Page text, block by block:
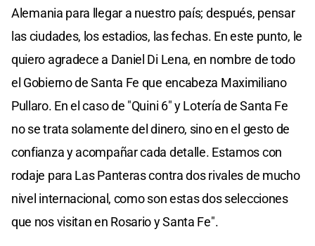
Alemania para llegar a nuestro país; después, pensar
las ciudades, los estadios, las fechas. En este punto, le
quiero agradece a Daniel Di Lena, en nombre de todo
el Gobierno de Santa Fe que encabeza Maximiliano
Pullaro. En el caso de "Quini 6" y Lotería de Santa Fe
no se trata solamente del dinero, sino en el gesto de
confianza y acompañar cada detalle. Estamos con
rodaje para Las Panteras contra dos rivales de mucho
nivel internacional, como son estas dos selecciones
que nos visitan en Rosario y Santa Fe".